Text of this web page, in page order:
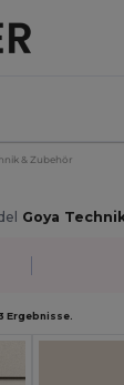
App!
& Zubehör
Goya
Ergebnisse.